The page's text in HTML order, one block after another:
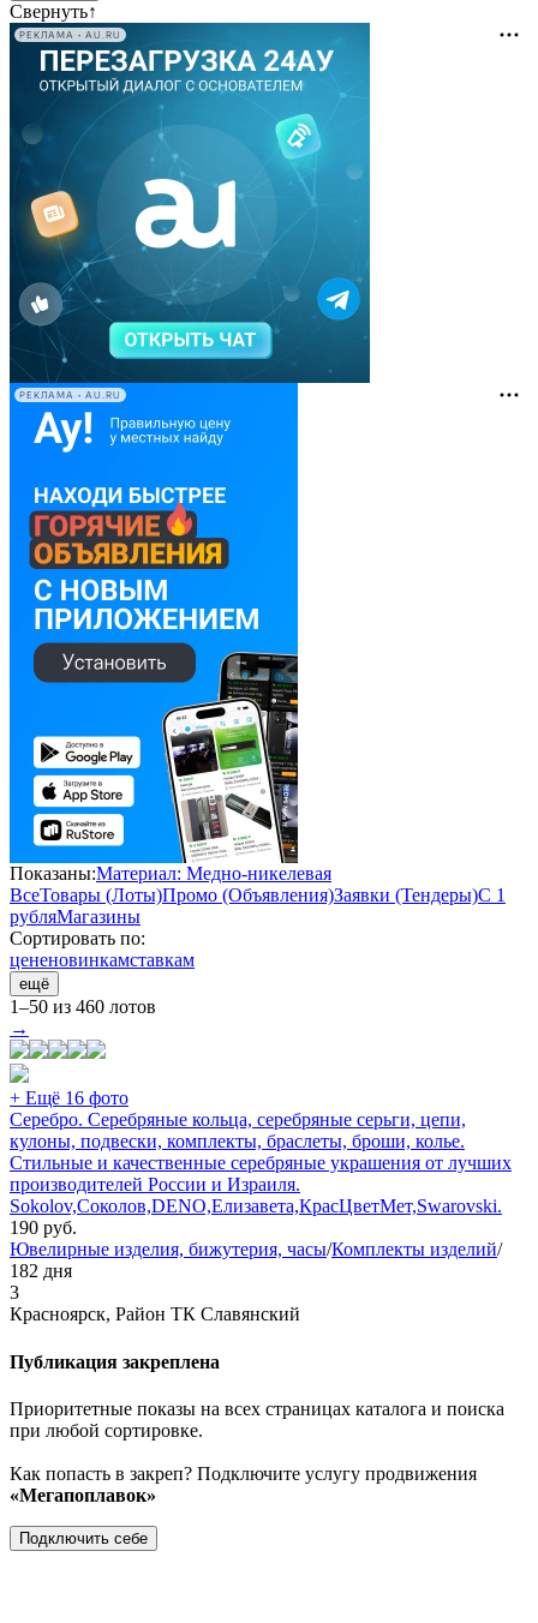
Свернуть↑
РЕКЛАМА • AU.RU
РЕКЛАМА • AU.RU
Показаны:Материал: Медно-никелевая
ВсеТовары (Лоты)Промо (Объявления)Заявки (Тендеры)С 1
рубляМагазины
Сортировать по:
цененовинкамставкам
ещё
1–50 из 460 лотов
→
+ Ещё 16 фото
Серебро. Серебряные кольца, серебряные серьги, цепи,
кулоны, подвески, комплекты, браслеты, броши, колье.
Стильные и качественные серебряные украшения от лучших
производителей России и Израиля.
Sokolov,Соколов,DENO,Елизавета,КрасЦветМет,Swarovski.
190 руб.
Ювелирные изделия, бижутерия, часы/Комплекты изделий/
182 дня
3
Красноярск, Район ТК Славянский
Публикация закреплена
Приоритетные показы на всех страницах каталога и поиска
при любой сортировке.
Как попасть в закреп? Подключите услугу продвижения
«Мегапоплавок»
Подключить себе